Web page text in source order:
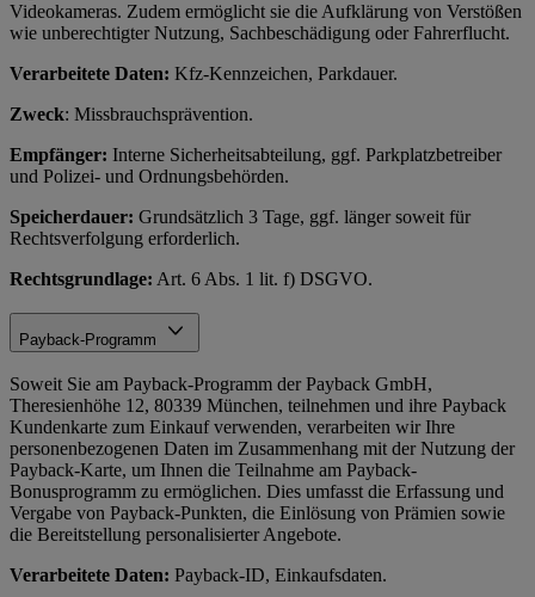
Videokameras. Zudem ermöglicht sie die Aufklärung von Verstößen
wie unberechtigter Nutzung, Sachbeschädigung oder Fahrerflucht.
Verarbeitete Daten: Kfz-Kennzeichen, Parkdauer.
Zweck: Missbrauchsprävention.
Empfänger: Interne Sicherheitsabteilung, ggf. Parkplatzbetreiber
und Polizei- und Ordnungsbehörden.
Speicherdauer: Grundsätzlich 3 Tage, ggf. länger soweit für
Rechtsverfolgung erforderlich.
Rechtsgrundlage: Art. 6 Abs. 1 lit. f) DSGVO.
Payback-Programm
Soweit Sie am Payback-Programm der Payback GmbH,
Theresienhöhe 12, 80339 München, teilnehmen und ihre Payback
Kundenkarte zum Einkauf verwenden, verarbeiten wir Ihre
personenbezogenen Daten im Zusammenhang mit der Nutzung der
Payback-Karte, um Ihnen die Teilnahme am Payback-
Bonusprogramm zu ermöglichen. Dies umfasst die Erfassung und
Vergabe von Payback-Punkten, die Einlösung von Prämien sowie
die Bereitstellung personalisierter Angebote.
Verarbeitete Daten: Payback-ID, Einkaufsdaten.